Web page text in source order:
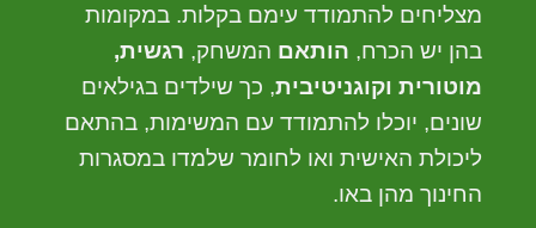
מצליחים להתמודד עימם בקלות. במקומות
בהן יש הכרח, הותאם המשחק, רגשית,
מוטורית וקוגניטיבית, כך שילדים בגילאים
שונים, יוכלו להתמודד עם המשימות, בהתאם
ליכולת האישית ואו לחומר שלמדו במסגרות
החינוך מהן באו.